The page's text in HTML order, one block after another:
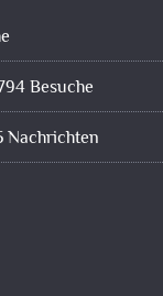
Besuche
Nachrichten